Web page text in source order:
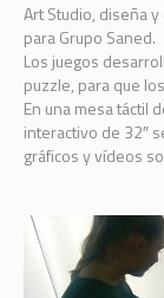
Art Studio, diseña
para Grupo Saned.
Los juegos
puzzle, para que
En una mesa táctil
interactivo de 32″
gráficos y vídeos